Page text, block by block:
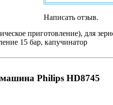
Написать отзыв.
приготовление), для
15 бар, капучинатор
Philips HD8745